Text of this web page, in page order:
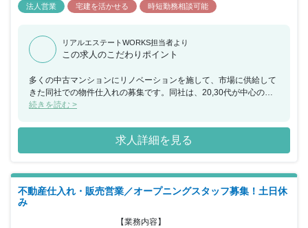
法人営業
宅建を活かせる 時短勤務相談可能
リアルエステートWORKS担当者より
この求人のこだわりポイント
多くの中古マンションにリノベーションを施して、市場に供給して
きた同社での物件仕入れの募集です。同社は、20,30代が中心の若
い職場環境であり、尚且つ制度も整っていることから、ワークライ
続きを読む >
求人詳細を見る
不動産仕入れ・販売営業／オープニングスタッフ募集！土日休
み
【業務内容】